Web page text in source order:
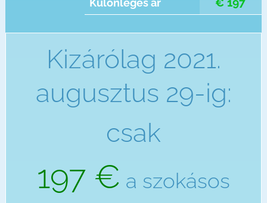
Különleges ár
Kizárólag 2021.
augusztus 29-ig:
csak
197 € a szokásos